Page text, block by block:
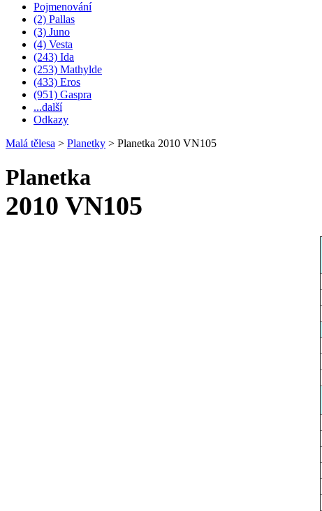
Pojmenování
(2) Pallas
(3) Juno
(4) Vesta
(243) Ida
(253) Mathylde
(433) Eros
(951) Gaspra
...další
Odkazy
Malá tělesa > Planetky > Planetka 2010 VN105
Planetka
2010 VN105